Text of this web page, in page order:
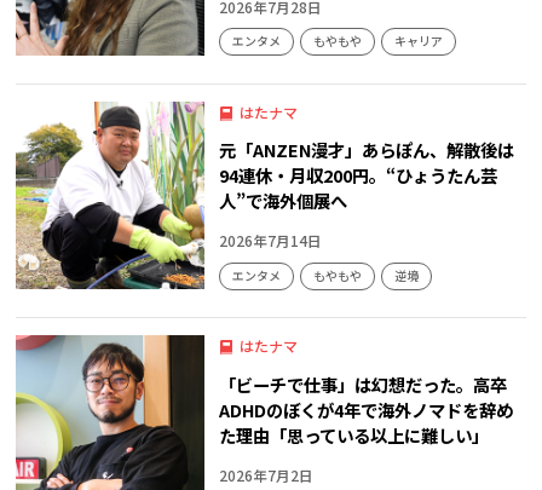
2026年7月28日
エンタメ もやもや キャリア
はたナマ
元「ANZEN漫才」あらぽん、解散後は
94連休・月収200円。“ひょうたん芸
人”で海外個展へ
2026年7月14日
エンタメ もやもや 逆境
はたナマ
「ビーチで仕事」は幻想だった。高卒
ADHDのぼくが4年で海外ノマドを辞め
た理由「思っている以上に難しい」
2026年7月2日